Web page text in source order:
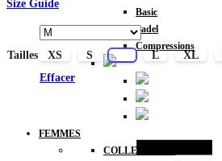
Basic
Padel
Compressions
FEMMES
COLLECTIONS
Size Guide
Tailles XS S L XL
Effacer